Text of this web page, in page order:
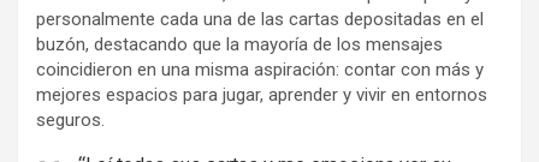
personalmente cada una de las cartas depositadas en el
buzón, destacando que la mayoría de los mensajes
coincidieron en una misma aspiración: contar con más y
mejores espacios para jugar, aprender y vivir en entornos
seguros.